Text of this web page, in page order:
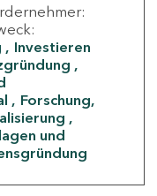
Investieren
Forschung,
und